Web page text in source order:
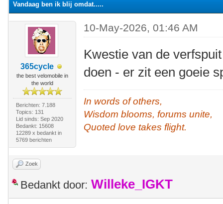
Vandaag ben ik blij omdat.....
365cycle
the best velomobile in
the world
Berichten: 7.188
Topics: 131
Lid sinds: Sep 2020
Bedankt: 15608
12289 x bedankt in
5769 berichten
10-May-2026, 01:46 AM
Kwestie van de
doen - er zit een goeie
In words of others,
Wisdom blooms, forums unite,
Quoted love takes flight.
Zoek
Bedankt door: Willeke_IGKT